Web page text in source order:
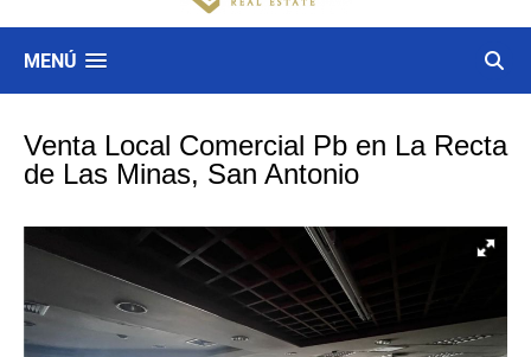
MENÚ
Venta Local Comercial Pb en La Recta
de Las Minas, San Antonio